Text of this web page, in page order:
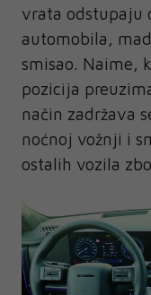
vrata odstupaju
automobila,
smisao. Naime,
pozicija
način zadržava
noćnoj vožnji i
ostalih vozila